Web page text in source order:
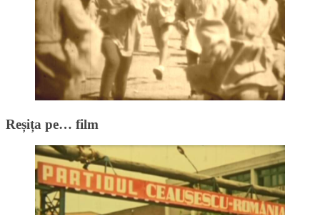
Reșița pe… film